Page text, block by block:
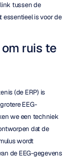
tussen de
essentieel is voor de
ruis te
(de ERP) is
EEG-
we een techniek
dat de
wordt
de EEG-gegevens